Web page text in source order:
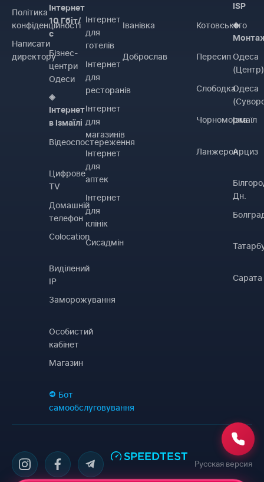
Політика
конфіденційності
Написати
директору
Інтернет
10 Гбіт/
с
Бізнес-
центри
Одеси
◈
Інтернет
в Ізмаїлі
Відеоспостереження
Цифрове
TV
Домашній
телефон
Colocation
Виділений
IP
Заморожування
Особистий
кабінет
Магазин
Бот
самообслуговування
Інтернет
для
готелів
Інтернет
для
ресторанів
Інтернет
для
магазинів
Інтернет
для
аптек
Інтернет
для
клінік
Сисадмін
Іванівка
Доброслав
Котовського
Пересип
Слободка
Чорноморка
Ланжерон
ISP
◈
Одеса
(Центр)
Одеса
Ізмаїл
Арциз
Дн.
Сарата
Русская версия